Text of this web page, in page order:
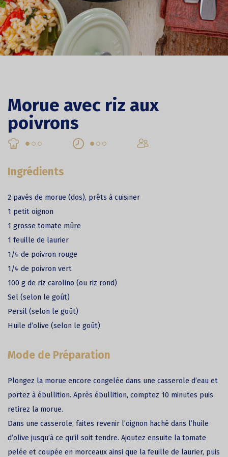
Morue avec riz aux
poivrons
Ingrédients
2 pavés de morue (dos), prêts à cuisiner
1 petit oignon
1 grosse tomate mûre
1 feuille de laurier
1/4 de poivron rouge
1/4 de poivron vert
100 g de riz carolino (ou riz rond)
Sel (selon le goût)
Persil (selon le goût)
Huile d’olive (selon le goût)
Mode de Préparation
Plongez la morue encore congelée dans une casserole d’eau et
portez à ébullition. Après ébullition, comptez 10 minutes puis
retirez la morue.
Dans une casserole, faites revenir l’oignon haché dans l’huile
d’olive jusqu’à ce qu’il soit tendre. Ajoutez ensuite la tomate
pelée et coupée en morceaux ainsi que la feuille de laurier, puis